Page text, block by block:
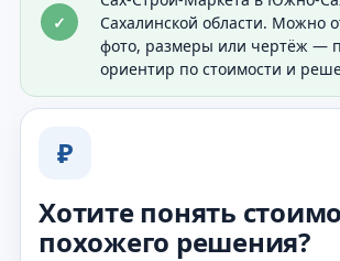
✓
Сахалинской области. Можно
фото, размеры или чертёж —
ориентир по стоимости и
₽
Хотите понять
похожего решения?